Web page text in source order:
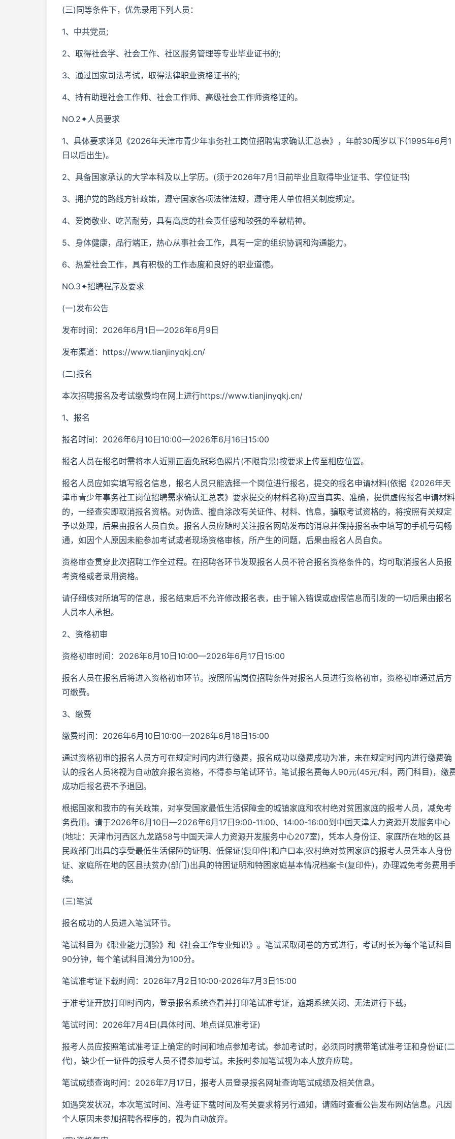
(三)同等条件下，优先录用下列人员：
1、中共党员;
2、取得社会学、社会工作、社区服务管理等专业毕业证书的;
3、通过国家司法考试，取得法律职业资格证书的;
4、持有助理社会工作师、社会工作师、高级社会工作师资格证的。
NO.2✦人员要求
1、具体要求详见《2026年天津市青少年事务社工岗位招聘需求确认汇总表》，年龄30周岁以下(1995年6月1
日以后出生)。
2、具备国家承认的大学本科及以上学历。(须于2026年7月1日前毕业且取得毕业证书、学位证书)
3、拥护党的路线方针政策，遵守国家各项法律法规，遵守用人单位相关制度规定。
4、爱岗敬业、吃苦耐劳，具有高度的社会责任感和较强的奉献精神。
5、身体健康，品行端正，热心从事社会工作，具有一定的组织协调和沟通能力。
6、热爱社会工作，具有积极的工作态度和良好的职业道德。
NO.3✦招聘程序及要求
(一)发布公告
发布时间：2026年6月1日—2026年6月9日
发布渠道：https://www.tianjinyqkj.cn/
(二)报名
本次招聘报名及考试缴费均在网上进行https://www.tianjinyqkj.cn/
1、报名
报名时间：2026年6月10日10:00—2026年6月16日15:00
报名人员在报名时需将本人近期正面免冠彩色照片(不限背景)按要求上传至相应位置。
报名人员应如实填写报名信息，报名人员只能选择一个岗位进行报名，提交的报名申请材料(依据《2026年天
津市青少年事务社工岗位招聘需求确认汇总表》要求提交的材料名称)应当真实、准确，提供虚假报名申请材料
的，一经查实即取消报名资格。对伪造、擅自涂改有关证件、材料、信息，骗取考试资格的，将按照有关规定
予以处理，后果由报名人员自负。报名人员应随时关注报名网站发布的消息并保持报名表中填写的手机号码畅
通，如因个人原因未能参加考试或者现场资格审核，所产生的问题，后果由报名人员自负。
资格审查贯穿此次招聘工作全过程。在招聘各环节发现报名人员不符合报名资格条件的，均可取消报名人员报
考资格或者录用资格。
请仔细核对所填写的信息，报名结束后不允许修改报名表，由于输入错误或虚假信息而引发的一切后果由报名
人员本人承担。
2、资格初审
资格初审时间：2026年6月10日10:00—2026年6月17日15:00
报名人员在报名后将进入资格初审环节。按照所需岗位招聘条件对报名人员进行资格初审，资格初审通过后方
可缴费。
3、缴费
缴费时间：2026年6月10日10:00—2026年6月18日15:00
通过资格初审的报名人员方可在规定时间内进行缴费，报名成功以缴费成功为准，未在规定时间内进行缴费确
认的报名人员将视为自动放弃报名资格，不得参与笔试环节。笔试报名费每人90元(45元/科，两门科目)，缴
成功后报名费不予退回。
根据国家和我市的有关政策，对享受国家最低生活保障金的城镇家庭和农村绝对贫困家庭的报考人员，减免考
务费用。请于2026年6月10日—2026年6月17日9:00-11:00、14:00-16:00到中国天津人力资源开发服务中心
(地址：天津市河西区九龙路58号中国天津人力资源开发服务中心207室)，凭本人身份证、家庭所在地的区县
民政部门出具的享受最低生活保障的证明、低保证(复印件)和户口本;农村绝对贫困家庭的报考人员凭本人身份
证、家庭所在地的区县扶贫办(部门)出具的特困证明和特困家庭基本情况档案卡(复印件)，办理减免考务费用
续。
(三)笔试
报名成功的人员进入笔试环节。
笔试科目为《职业能力测验》和《社会工作专业知识》。笔试采取闭卷的方式进行，考试时长为每个笔试科目
90分钟，每个笔试科目满分为100分。
笔试准考证下载时间：2026年7月2日10:00-2026年7月3日15:00
于准考证开放打印时间内，登录报名系统查看并打印笔试准考证，逾期系统关闭、无法进行下载。
笔试时间：2026年7月4日(具体时间、地点详见准考证)
报考人员应按照笔试准考证上确定的时间和地点参加考试。参加考试时，必须同时携带笔试准考证和身份证(二
代)，缺少任一证件的报考人员不得参加考试。未按时参加笔试视为本人放弃应聘。
笔试成绩查询时间：2026年7月17日，报考人员登录报名网址查询笔试成绩及相关信息。
如遇突发状况，本次笔试时间、准考证下载时间及有关要求将另行通知，请随时查看公告发布网站信息。凡因
个人原因未参加招聘各程序的，视为自动放弃。